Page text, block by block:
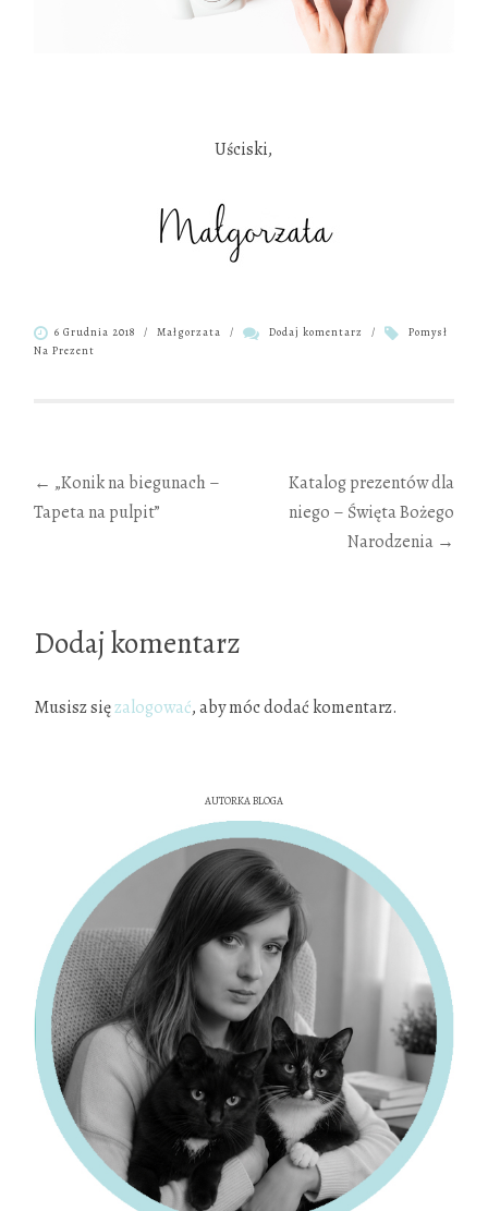
Uściski,
6 Grudnia 2018 / Małgorzata / Dodaj komentarz /
Pomysł
Na Prezent
Zobacz
wpisy
← „Konik na biegunach –
Tapeta na pulpit”
Katalog prezentów dla
niego – Święta Bożego
Narodzenia →
Dodaj komentarz
Musisz sięzalogować, aby móc dodać komentarz.
AUTORKA BLOGA